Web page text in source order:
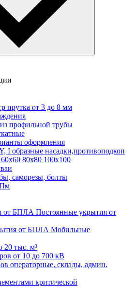
прутка от 3 до 8 мм
профильной трубы
оформления
I образные насадки,противоподкоп
80х80 100х100
саморезы, болты
Пм
от БПЛА Постоянные укрытия от
от БПЛА Мобильные
20 тыс. м³
от 10 до 700 кВ
операторные, склады, админ.
критической